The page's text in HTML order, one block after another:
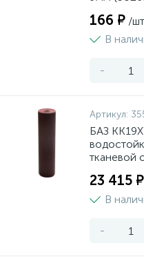
166 ₽ /шт
В
-
Артикул:
БАЗ
тканевой
23 415 ₽
В
-